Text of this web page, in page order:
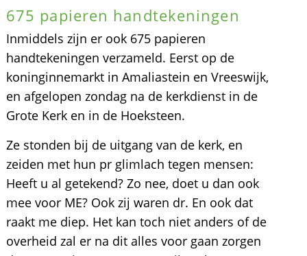
675 papieren handtekeningen
Inmiddels zijn er ook 675 papieren
handtekeningen verzameld. Eerst op de
koninginnemarkt in Amaliastein en Vreeswijk,
en afgelopen zondag na de kerkdienst in de
Grote Kerk en in de Hoeksteen.
Ze stonden bij de uitgang van de kerk, en
zeiden met hun pr glimlach tegen mensen:
Heeft u al getekend? Zo nee, doet u dan ook
mee voor ME? Ook zij waren dr. En ook dat
raakt me diep. Het kan toch niet anders of de
overheid zal er na dit alles voor gaan zorgen